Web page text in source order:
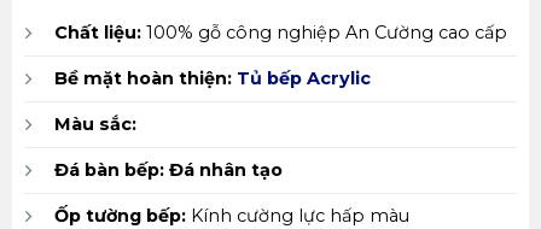
Chất liệu:100% gỗ công nghiệp An Cường cao cấp
Bề mặt hoàn thiện: Tủ bếp Acrylic
Màu sắc:
Đá bàn bếp: Đá nhân tạo
Ốp tường bếp:Kính cường lực hấp màu